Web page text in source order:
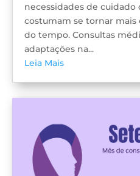
necessidades de cuidado
costumam se tornar mais
do tempo. Consultas
adaptações na...
Leia Mais